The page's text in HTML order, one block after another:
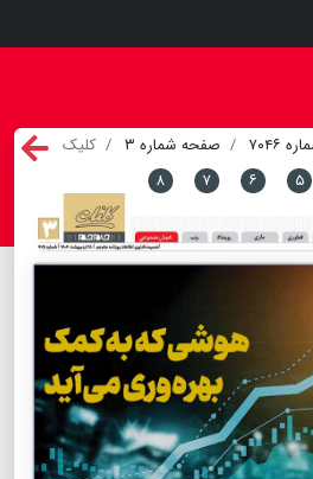
۷۰۴۶ صفحه شماره ۳
کلیک
۵ ۶ ۷ ۸